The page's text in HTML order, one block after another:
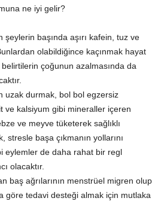
ne iyi gelir?
şeylerin başında aşırı kafein, tuz ve
olabildiğince kaçınmak hayat
çoğunun azalmasında da
uzak durmak, bol bol egzersiz
ve kalsiyum gibi mineraller içeren
ve meyve tüketerek sağlıklı
başa çıkmanın yollarını
eylemler de daha rahat bir regl
olacaktır.
baş ağrılarının menstrüel migren olup
göre tedavi desteği almak için mutlaka